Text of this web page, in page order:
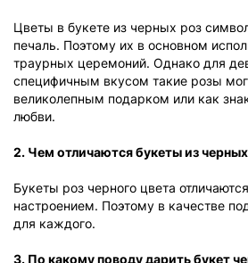
Цветы в букете из черных роз
печаль. Поэтому их в основном
траурных церемоний. Однако для
специфичным вкусом такие розы
великолепным подарком или как
любви.
2. Чем отличаются букеты из
Букеты роз черного цвета
настроением. Поэтому в качестве
для каждого.
3. По какому поводу дарить букет